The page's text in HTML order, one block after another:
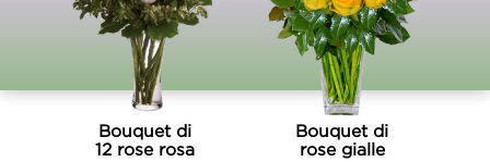
Bouquet di
12 rose rosa
Bouquet di
rose gialle